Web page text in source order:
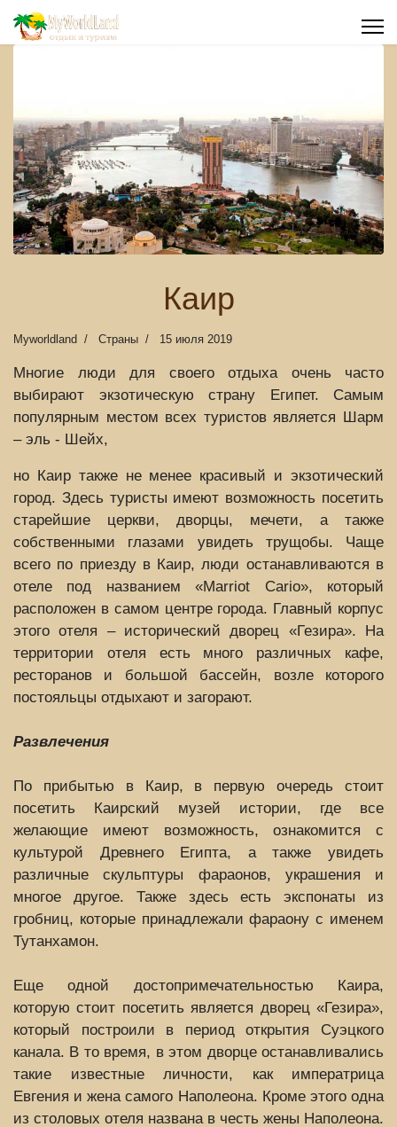
Каир
Myworldland Страны 15 июля 2019
Многие люди для своего отдыха очень часто
выбирают экзотическую страну Египет. Самым
популярным местом всех туристов является Шарм
– эль - Шейх,
но Каир также не менее красивый и экзотический
город. Здесь туристы имеют возможность посетить
старейшие церкви, дворцы, мечети, а также
собственными глазами увидеть трущобы. Чаще
всего по приезду в Каир, люди останавливаются в
отеле под названием «Marriot Cariо», который
расположен в самом центре города. Главный корпус
этого отеля – исторический дворец «Гезира». На
территории отеля есть много различных кафе,
ресторанов и большой бассейн, возле которого
постояльцы отдыхают и загорают.
Развлечения
По прибытью в Каир, в первую очередь стоит
посетить Каирский музей истории, где все
желающие имеют возможность, ознакомится с
культурой Древнего Египта, а также увидеть
различные скульптуры фараонов, украшения и
многое другое. Также здесь есть экспонаты из
гробниц, которые принадлежали фараону с именем
Тутанхамон.
Еще одной достопримечательностью Каира,
которую стоит посетить является дворец «Гезира»,
который построили в период открытия Суэцкого
канала. В то время, в этом дворце останавливались
такие известные личности, как императрица
Евгения и жена самого Наполеона. Кроме этого одна
из столовых отеля названа в честь жены Наполеона.